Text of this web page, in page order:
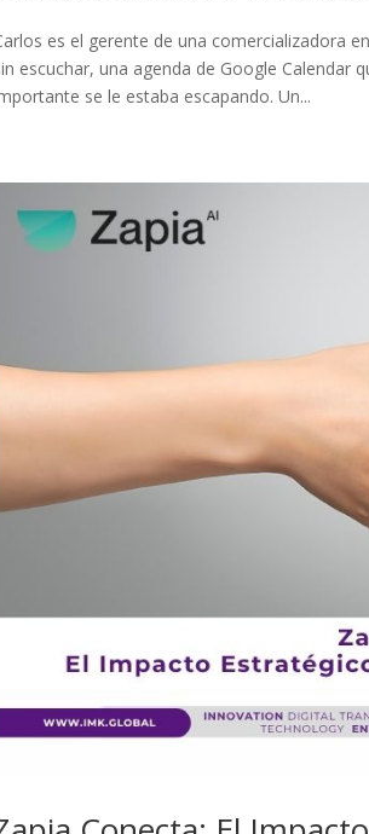
es el gerente de una comercializadora
escuchar, una agenda de Google Calendar
se le estaba escapando. Un...